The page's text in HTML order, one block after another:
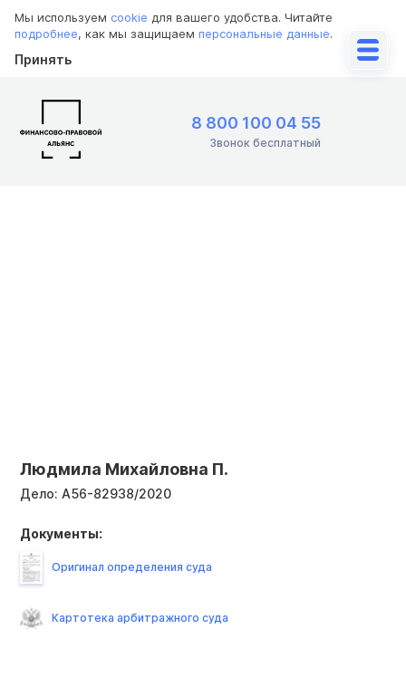
Мы используем cookie для вашего удобства. Читайте
подробнее, как мы защищаем персональные данные.
Принять
8 800 100 04 55
Звонок бесплатный
Людмила Михайловна П.
Дело: А56-82938/2020
Документы:
Оригинал определения суда
Картотека арбитражного суда